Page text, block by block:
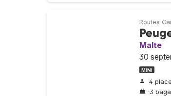
Routes
Malte
30
MINI
4
3